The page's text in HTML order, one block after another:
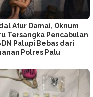
Atur Damai, Oknum
Tersangka Pencabulan
Palupi Bebas dari
Polres Palu